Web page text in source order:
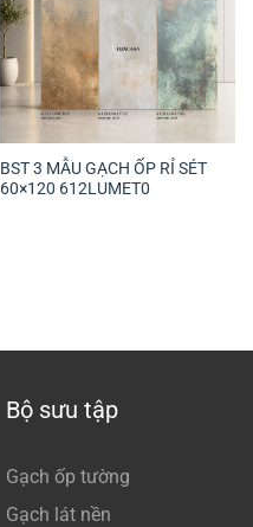
BST 3 MẪU GẠCH ỐP RỈ SÉT
60×120 612LUMET0
Bộ sưu tập
Gạch ốp tường
Gạch lát nền